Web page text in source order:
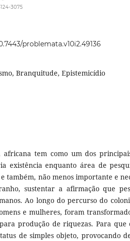
3075
problemata.v10i2.49136
Branquitude, Epistemicídio
tem como um dos
existência enquanto área de
também, não menos importante e
sustentar a afirmação que
Ao longo do percurso do
e mulheres, foram
produção de riquezas. Para que
de simples objeto, provocando